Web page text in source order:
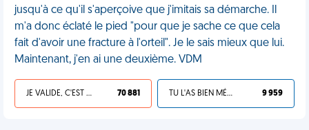
jusqu'à ce qu'il s'aperçoive que j'imitais sa démarche. Il
m'a donc éclaté le pied "pour que je sache ce que cela
fait d'avoir une fracture à l'orteil". Je le sais mieux que lui.
Maintenant, j'en ai une deuxième. VDM
JE VALIDE, C'EST UNE VDM 70 881 TU L'AS BIEN MÉRITÉ 9 959